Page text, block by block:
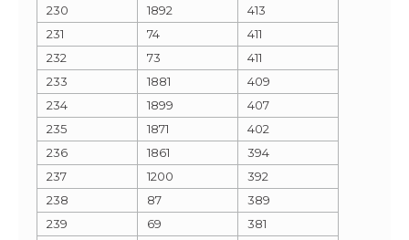
230 1892
413
231
74
411
232
73
411
233
1881
409
234
1899
407
235
1871
402
236
1861
394
237
1200
392
238
87
389
239
69
381